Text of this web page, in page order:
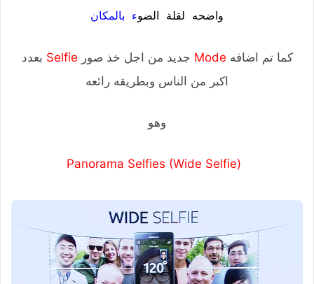
واضحه
لقلة الضوء بالمكان
كما تم اضافه Mode جديد من اجل خذ صور Selfie بعدد
اكبر من الناس وبطريقه رائعه
وهو
(Panorama Selfies (Wide Selfie